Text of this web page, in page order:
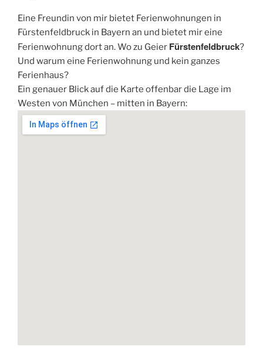
Eine Freundin von mir bietet Ferienwohnungen in
Fürstenfeldbruck in Bayern an und bietet mir eine
Ferienwohnung dort an. Wo zu Geier Fürstenfeldbruck?
Und warum eine Ferienwohnung und kein ganzes
Ferienhaus?
Ein genauer Blick auf die Karte offenbar die Lage im
Westen von München – mitten in Bayern: